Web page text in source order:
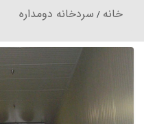
خانه سردخانه دومداره